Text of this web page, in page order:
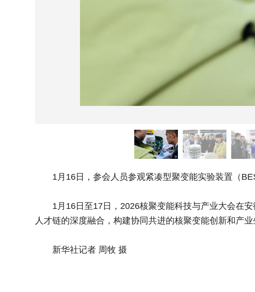
1月16日，参会人员参观紧凑型聚变能实验装置（
1月16日至17日，2026核聚变能科技与产业大会在安
人才链的深度融合，构建协同共进的核聚变能创新和产业
新华社记者 周牧 摄